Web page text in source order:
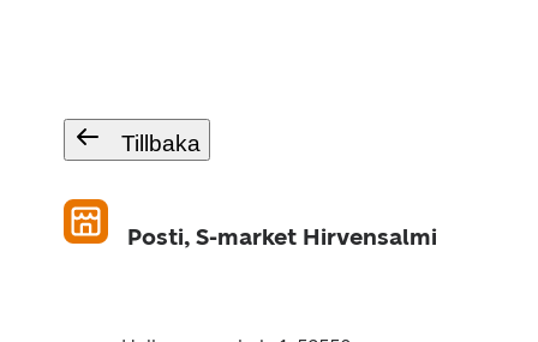
Tillbaka
Posti, S-market Hirvensalmi